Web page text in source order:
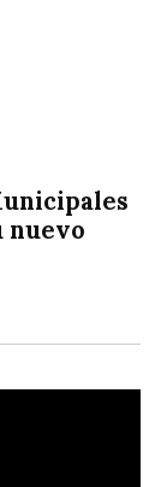
nuevo